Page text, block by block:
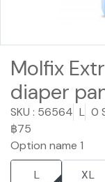
Molfix
diaper
SKU : 56564 L 0
฿75
Option name 1
L
XL